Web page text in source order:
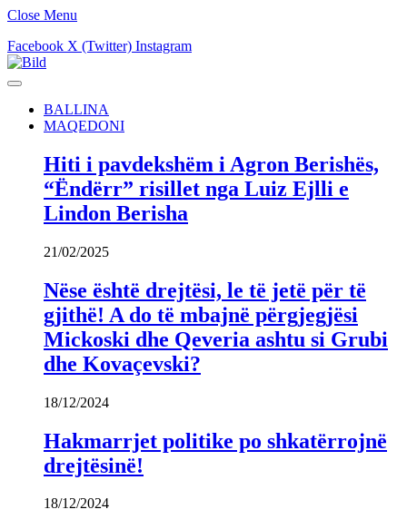
Close Menu
Facebook X (Twitter) Instagram
BALLINA
MAQEDONI
Hiti i pavdekshëm i Agron Berishës,
“Ëndërr” risillet nga Luiz Ejlli e
Lindon Berisha
21/02/2025
Nëse është drejtësi, le të jetë për të
gjithë! A do të mbajnë përgjegjësi
Mickoski dhe Qeveria ashtu si Grubi
dhe Kovaçevski?
18/12/2024
Hakmarrjet politike po shkatërrojnë
drejtësinë!
18/12/2024